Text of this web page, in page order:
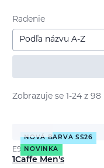
Radenie
Podľa názvu A-Z
Zobrazuje se 1-24 z
NOVÁ BARVA SS26
NOVINKA
E9
1Caffe Men's